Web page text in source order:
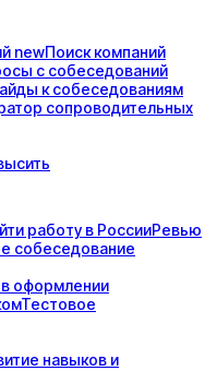
newПоисккомпаний
с собеседований
ксобеседованиям
сопроводительных
работу в РоссииРевью
собеседование
оформлении
Тестовое
навыков и